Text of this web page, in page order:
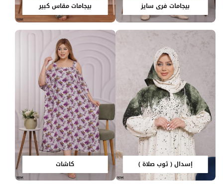
بيجامات فري سايز بيجامات مقاس كبير
إسدال ( ثوب صلاة ) كاشات